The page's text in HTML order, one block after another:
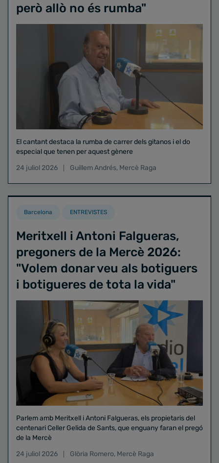
però allò no és rumba"
El cantant destaca la rumba de carrer dels gitanos i el do
especial que tenen per aquest gènere
24 juliol 2026
Guillem Andrés, Mercè Raga
Barcelona ENTREVISTES
Meritxell i Antoni Falgueras,
pregoners de la Mercè 2026:
"Volem donar veu als botiguers
i botigueres de tota la vida"
Parlem amb Meritxell i Antoni Falgueras, els propietaris del
centenari Celler Gelida de Sants, que enguany faran el pregó
de la Mercè
24 juliol 2026
Glòria Romero, Mercè Raga